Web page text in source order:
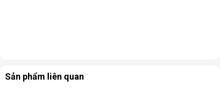
Sản phẩm liên quan